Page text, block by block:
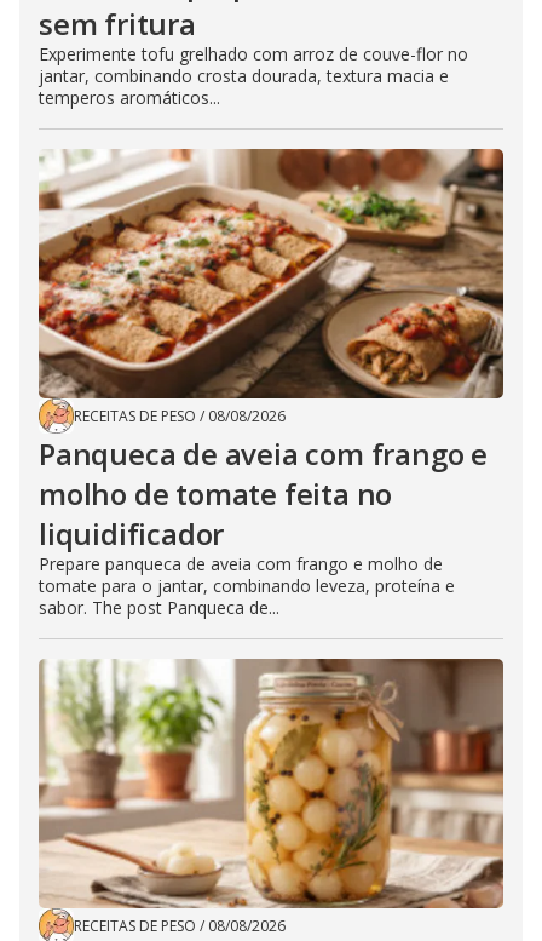
sem fritura
Experimente tofu grelhado com arroz de couve-flor no
jantar, combinando crosta dourada, textura macia e
temperos aromáticos...
RECEITAS DE PESO / 08/08/2026
Panqueca de aveia com frango e
molho de tomate feita no
liquidificador
Prepare panqueca de aveia com frango e molho de
tomate para o jantar, combinando leveza, proteína e
sabor. The post Panqueca de...
RECEITAS DE PESO / 08/08/2026